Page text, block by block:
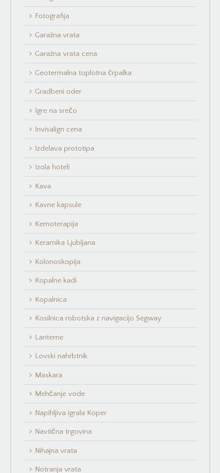
Fotografija
Garažna vrata
Garažna vrata cena
Geotermalna toplotna črpalka
Gradbeni oder
Igre na srečo
Invisalign cena
Izdelava prototipa
Izola hoteli
Kava
Kavne kapsule
Kemoterapija
Keramika Ljubljana
Kolonoskopija
Kopalne kadi
Kopalnica
Kosilnica robotska z navigacijo Segway
Lanterne
Lovski nahrbtnik
Maskara
Mehčanje vode
Napihljiva igrala Koper
Navtična trgovina
Nihajna vrata
Notranja vrata